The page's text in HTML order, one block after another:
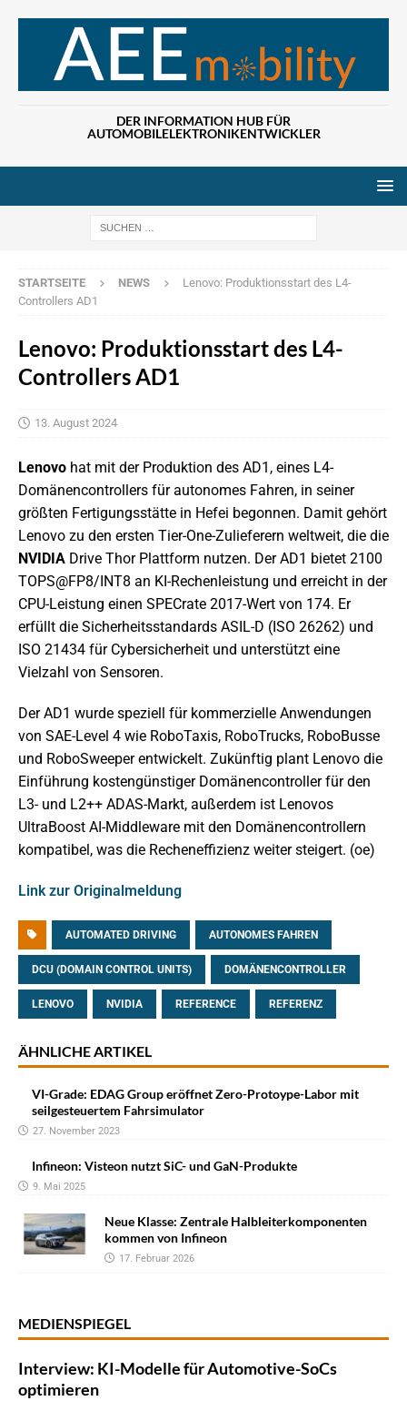
DER INFORMATION HUB FÜR
AUTOMOBILELEKTRONIKENTWICKLER
STARTSEITE NEWS
Lenovo: Produktionsstart des L4-
Controllers AD1
Lenovo: Produktionsstart des L4-
Controllers AD1
13. August 2024
Lenovo hat mit der Produktion des AD1, eines L4-
Domänencontrollers für autonomes Fahren, in seiner
größten Fertigungsstätte in Hefei begonnen. Damit gehört
Lenovo zu den ersten Tier-One-Zulieferern weltweit, die die
NVIDIA Drive Thor Plattform nutzen. Der AD1 bietet 2100
TOPS@FP8/INT8 an KI-Rechenleistung und erreicht in der
CPU-Leistung einen SPECrate 2017-Wert von 174. Er
erfüllt die Sicherheitsstandards ASIL-D (ISO 26262) und
ISO 21434 für Cybersicherheit und unterstützt eine
Vielzahl von Sensoren.
Der AD1 wurde speziell für kommerzielle Anwendungen
von SAE-Level 4 wie RoboTaxis, RoboTrucks, RoboBusse
und RoboSweeper entwickelt. Zukünftig plant Lenovo die
Einführung kostengünstiger Domänencontroller für den
L3- und L2++ ADAS-Markt, außerdem ist Lenovos
UltraBoost AI-Middleware mit den Domänencontrollern
kompatibel, was die Recheneffizienz weiter steigert. (oe)
Link zur Originalmeldung
AUTOMATED DRIVING AUTONOMES FAHREN
DCU (DOMAIN CONTROL UNITS) DOMÄNENCONTROLLER
LENOVO NVIDIA REFERENCE REFERENZ
ÄHNLICHE ARTIKEL
VI-Grade: EDAG Group eröffnet Zero-Protoype-Labor mit
seilgesteuertem Fahrsimulator
27. November 2023
Infineon: Visteon nutzt SiC- und GaN-Produkte
9. Mai 2025
Neue Klasse: Zentrale Halbleiterkomponenten
kommen von Infineon
17. Februar 2026
MEDIENSPIEGEL
Interview: KI-Modelle für Automotive-SoCs
optimieren